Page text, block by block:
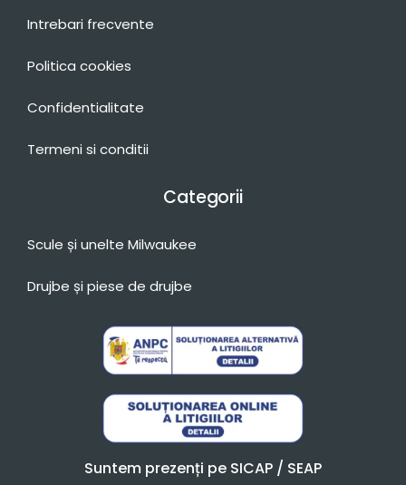
Intrebari frecvente
Politica cookies
Confidentialitate
Termeni si conditii
Categorii
Scule și unelte Milwaukee
Drujbe și piese de drujbe
Suntem prezenți pe SICAP / SEAP